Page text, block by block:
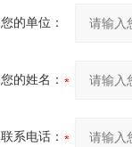
您的单位：
您的姓名：
联系电话：